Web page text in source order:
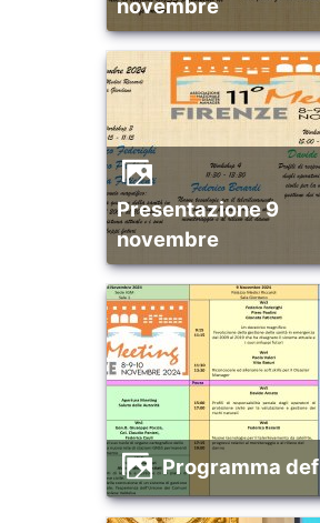
novembre
presentazione 9
novembre
programma def